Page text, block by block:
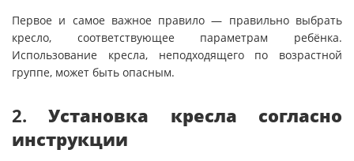
Первое и самое важное правило — правильно выбрать
кресло, соответствующее параметрам ребёнка.
Использование кресла, неподходящего по возрастной
группе, может быть опасным.
2.Установка кресла согласно
инструкции